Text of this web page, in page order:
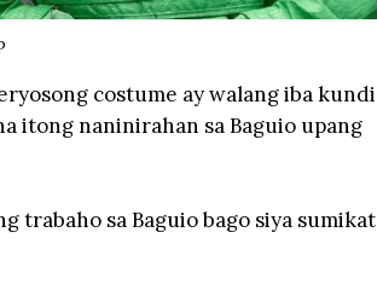
costume ay walang iba kundi
itong naninirahan sa Baguio upang
trabaho sa Baguio bago siya sumikat